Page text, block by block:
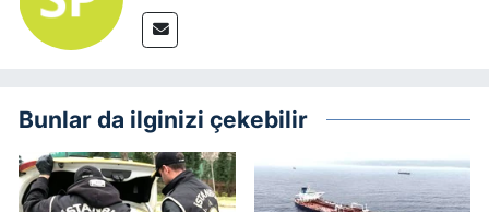
Bunlar da ilginizi çekebilir